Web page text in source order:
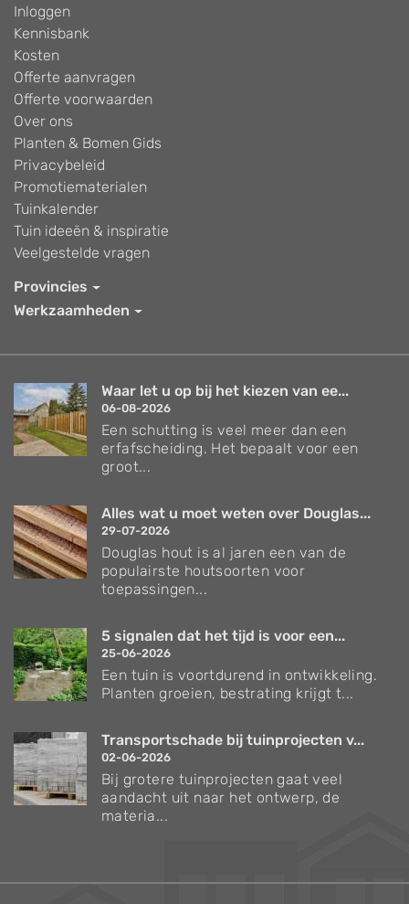
Inloggen
Kennisbank
Kosten
Offerte aanvragen
Offerte voorwaarden
Over ons
Planten & Bomen Gids
Privacybeleid
Promotiematerialen
Tuinkalender
Tuin ideeën & inspiratie
Veelgestelde vragen
Provincies
Werkzaamheden
Waar let u op bij het kiezen van ee...
06-08-2026
Een schutting is veel meer dan een
erfafscheiding. Het bepaalt voor een
groot...
Alles wat u moet weten over Douglas...
29-07-2026
Douglas hout is al jaren een van de
populairste houtsoorten voor
toepassingen...
5 signalen dat het tijd is voor een...
25-06-2026
Een tuin is voortdurend in ontwikkeling.
Planten groeien, bestrating krijgt t...
Transportschade bij tuinprojecten v...
02-06-2026
Bij grotere tuinprojecten gaat veel
aandacht uit naar het ontwerp, de
materia...